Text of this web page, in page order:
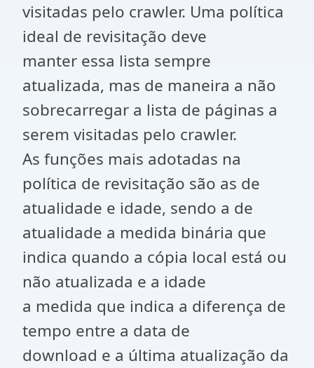
visitadas pelo crawler. Uma política
ideal de revisitação deve
manter essa lista sempre
atualizada, mas de maneira a não
sobrecarregar a lista de páginas a
serem visitadas pelo crawler.
As funções mais adotadas na
política de revisitação são as de
atualidade e idade, sendo a de
atualidade a medida binária que
indica quando a cópia local está ou
não atualizada e a idade
a medida que indica a diferença de
tempo entre a data de
download e a última atualização da